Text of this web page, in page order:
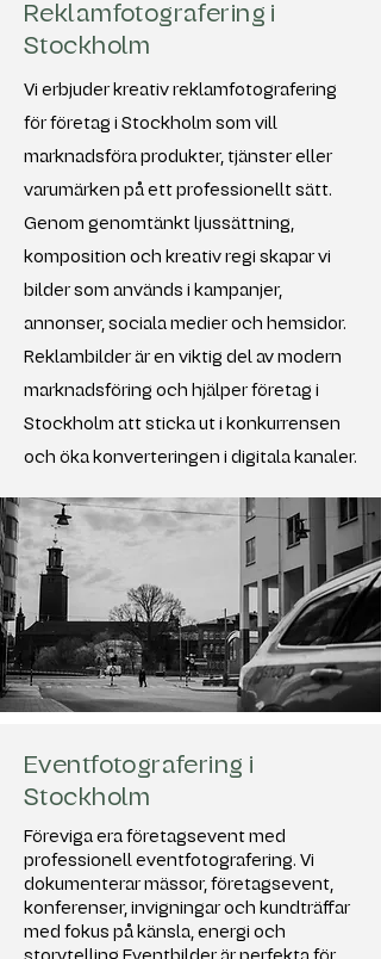
Reklamfotografering i
Stockholm
Vi erbjuder kreativ reklamfotografering
för företag i Stockholm som vill
marknadsföra produkter, tjänster eller
varumärken på ett professionellt sätt.
Genom genomtänkt ljussättning,
komposition och kreativ regi skapar vi
bilder som används i kampanjer,
annonser, sociala medier och hemsidor.
Reklambilder är en viktig del av modern
marknadsföring och hjälper företag i
Stockholm att sticka ut i konkurrensen
och öka konverteringen i digitala kanaler.
Eventfotografering i
Stockholm
Föreviga era företagsevent med
professionell eventfotografering. Vi
dokumenterar mässor, företagsevent,
konferenser, invigningar och kundträffar
med fokus på känsla, energi och